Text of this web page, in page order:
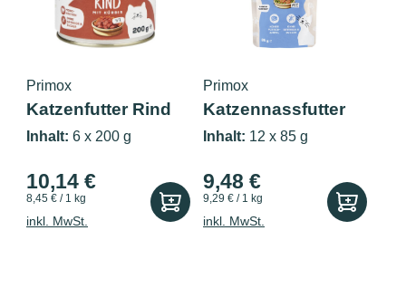
Primox
Katzenfutter Rind
mit Kürbi...
Inhalt: 6 x 200 g
10,14 €
8,45 € / 1 kg
inkl. MwSt.
Primox
Katzennassfutter
Lachs 85g...
Inhalt: 12 x 85 g
9,48 €
9,29 € / 1 kg
inkl. MwSt.